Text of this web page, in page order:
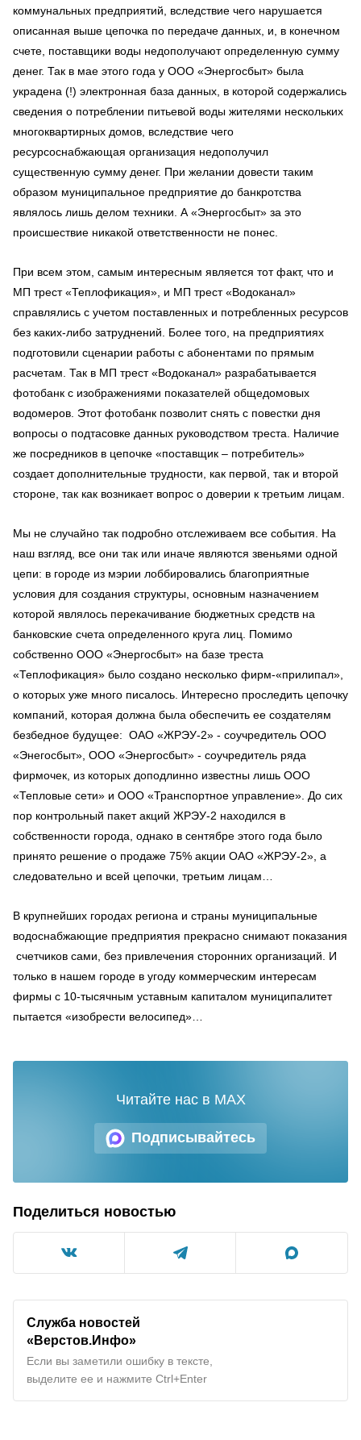
коммунальных предприятий, вследствие чего нарушается
описанная выше цепочка по передаче данных, и, в конечном
счете, поставщики воды недополучают определенную сумму
денег. Так в мае этого года у ООО «Энергосбыт» была
украдена (!) электронная база данных, в которой содержались
сведения о потреблении питьевой воды жителями нескольких
многоквартирных домов, вследствие чего
ресурсоснабжающая организация недополучил
существенную сумму денег. При желании довести таким
образом муниципальное предприятие до банкротства
являлось лишь делом техники. А «Энергосбыт» за это
происшествие никакой ответственности не понес.
При всем этом, самым интересным является тот факт, что и
МП трест «Теплофикация», и МП трест «Водоканал»
справлялись с учетом поставленных и потребленных ресурсов
без каких-либо затруднений. Более того, на предприятиях
подготовили сценарии работы с абонентами по прямым
расчетам. Так в МП трест «Водоканал» разрабатывается
фотобанк с изображениями показателей общедомовых
водомеров. Этот фотобанк позволит снять с повестки дня
вопросы о подтасовке данных руководством треста. Наличие
же посредников в цепочке «поставщик – потребитель»
создает дополнительные трудности, как первой, так и второй
стороне, так как возникает вопрос о доверии к третьим лицам.
Мы не случайно так подробно отслеживаем все события. На
наш взгляд, все они так или иначе являются звеньями одной
цепи: в городе из мэрии лоббировались благоприятные
условия для создания структуры, основным назначением
которой являлось перекачивание бюджетных средств на
банковские счета определенного круга лиц. Помимо
собственно ООО «Энергосбыт» на базе треста
«Теплофикация» было создано несколько фирм-«прилипал»,
о которых уже много писалось. Интересно проследить цепочку
компаний, которая должна была обеспечить ее создателям
безбедное будущее: ОАО «ЖРЭУ-2» - соучредитель ООО
«Энегосбыт», ООО «Энергосбыт» - соучредитель ряда
фирмочек, из которых доподлинно известны лишь ООО
«Тепловые сети» и ООО «Транспортное управление». До сих
пор контрольный пакет акций ЖРЭУ-2 находился в
собственности города, однако в сентябре этого года было
принято решение о продаже 75% акции ОАО «ЖРЭУ-2», а
следовательно и всей цепочки, третьим лицам…
В крупнейших городах региона и страны муниципальные
водоснабжающие предприятия прекрасно снимают показания
счетчиков сами, без привлечения сторонних организаций. И
только в нашем городе в угоду коммерческим интересам
фирмы с 10-тысячным уставным капиталом муниципалитет
пытается «изобрести велосипед»…
Подписывайтесь
Читайте нас в MAX
Поделиться новостью
Служба новостей
«Верстов.Инфо»
Если вы заметили ошибку в тексте,
выделите ее и нажмите Ctrl+Enter